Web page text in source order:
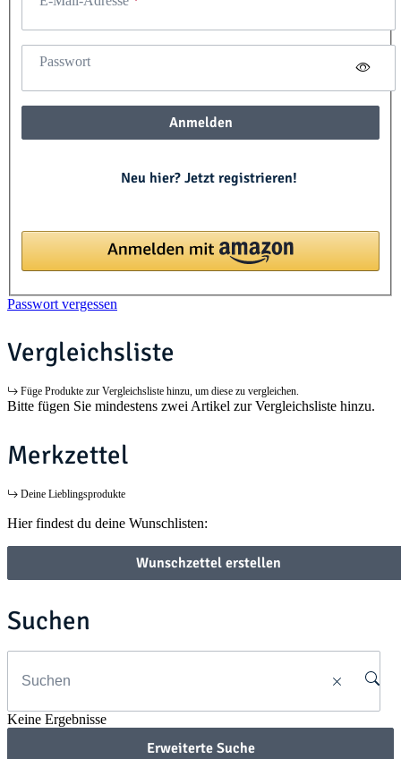
Passwort
Anmelden
Neu hier? Jetzt registrieren!
Passwort vergessen
Vergleichsliste
Füge Produkte zur Vergleichsliste hinzu, um diese zu vergleichen.
Bitte fügen Sie mindestens zwei Artikel zur Vergleichsliste hinzu.
Merkzettel
Deine Lieblingsprodukte
Hier findest du deine Wunschlisten:
Wunschzettel erstellen
Suchen
Keine Ergebnisse
Erweiterte Suche